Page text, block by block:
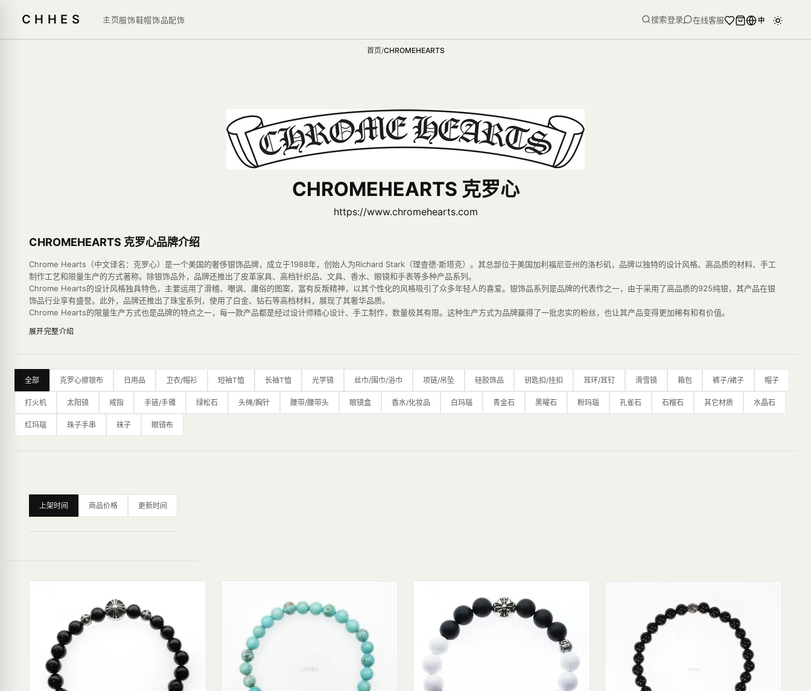
CHHES 主页服饰鞋帽饰品配饰 搜索登录 在线客服 中
首页/CHROMEHEARTS
CHROMEHEARTS 克罗心
https://www.chromehearts.com
CHROMEHEARTS 克罗心品牌介绍
Chrome Hearts（中文译名：克罗心）是一个美国的奢侈银饰品牌，成立于1988年，创始人为Richard Stark（理查德·斯塔克）。其总部位于美国加利福尼亚州的洛杉矶，品牌以独特的设计风格、高品质的材料、手工
制作工艺和限量生产的方式著称。除银饰品外，品牌还推出了皮革家具、高档针织品、文具、香水、眼镜和手表等多种产品系列。
Chrome Hearts的设计风格独具特色，主要运用了滑稽、嘲讽、庸俗的图案，富有反叛精神，以其个性化的风格吸引了众多年轻人的喜爱。银饰品系列是品牌的代表作之一，由于采用了高品质的925纯银，其产品在银
饰品行业享有盛誉。此外，品牌还推出了珠宝系列，使用了白金、钻石等高档材料，展现了其奢华品质。
Chrome Hearts的限量生产方式也是品牌的特点之一，每一款产品都是经过设计师精心设计、手工制作，数量极其有限。这种生产方式为品牌赢得了一批忠实的粉丝，也让其产品变得更加稀有和有价值。
牌的高品质和工艺水平。
展开完整介绍
全部 克罗心擦银布 日用品 卫衣/帽衫 短袖T恤 长袖T恤 光学镜 丝巾/围巾/浴巾 项链/吊坠 硅胶饰品 钥匙扣/挂扣 耳环/耳钉 滑雪镜 箱包 裤子/裙子 帽子
打火机 太阳镜 戒指 手链/手镯 绿松石 头绳/胸针 腰带/腰带头 眼镜盒 香水/化妆品 白玛瑙 青金石 黑曜石 粉玛瑙 孔雀石 石榴石 其它材质 水晶石
红玛瑙 珠子手串 袜子 眼镜布
上架时间 商品价格 更新时间